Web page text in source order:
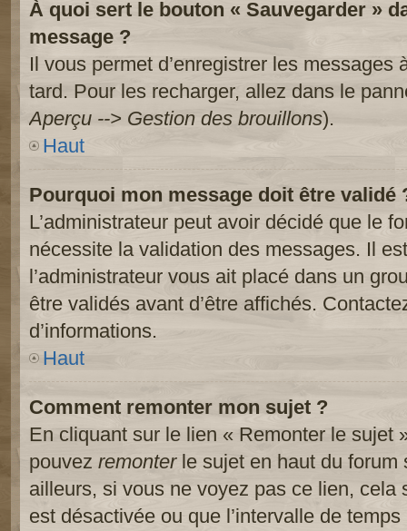
À quoi sert le bouton « Sauvegarder »
message ?
Il vous permet d’enregistrer les messages
tard. Pour les recharger, allez dans le
Aperçu --> Gestion des brouillons).
Haut
Pourquoi mon message doit être validé
L’administrateur peut avoir décidé que le
nécessite la validation des messages. Il
l’administrateur vous ait placé dans un
être validés avant d’être affichés.
d’informations.
Haut
Comment remonter mon sujet ?
En cliquant sur le lien « Remonter le sujet
pouvez remonterle sujet en haut du forum
ailleurs, si vous ne voyez pas ce lien, cela
est désactivée ou que l’intervalle de